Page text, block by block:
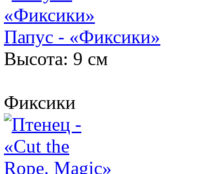
Папус - «Фиксики»
Высота: 9 см
Фиксики